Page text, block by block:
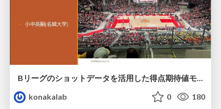
Bリーグのショットデータを活用した得点期待値モデルの構築 / Construction of expected points model using shot data of B.LEAGUE
konakalab
0 180